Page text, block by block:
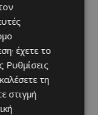
ΕΝΗΜΕΡΩΜΈΝΟΙ
ως εθνική
Είναι κοινή
ότι ο τουρισμός
από τις
βιομηχανίες της
διαχρονικά...
έχετε το
Ρυθμίσεις
τη
στιγμή